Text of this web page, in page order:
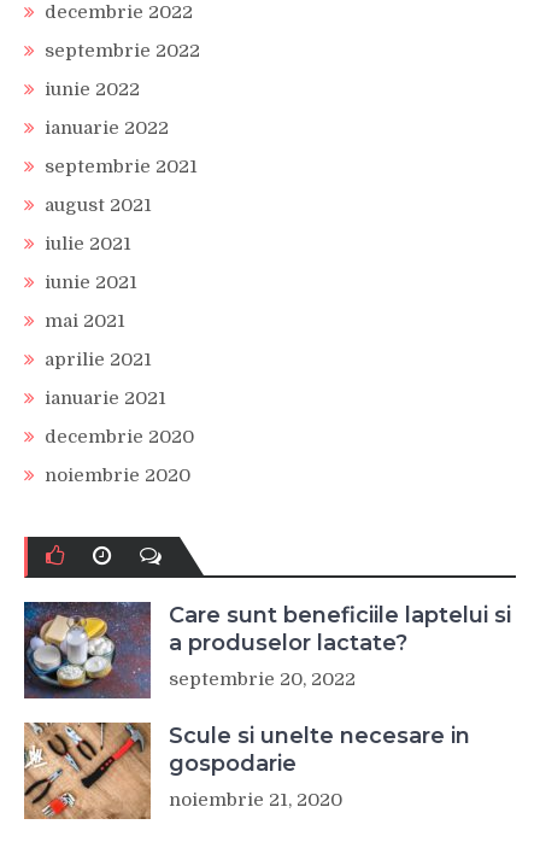
decembrie 2022
septembrie 2022
iunie 2022
ianuarie 2022
septembrie 2021
august 2021
iulie 2021
iunie 2021
mai 2021
aprilie 2021
ianuarie 2021
decembrie 2020
noiembrie 2020
Care sunt beneficiile laptelui si
a produselor lactate?
septembrie 20, 2022
Scule si unelte necesare in
gospodarie
noiembrie 21, 2020